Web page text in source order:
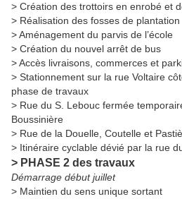
> Création des trottoirs en enrobé et
> Réalisation des fosses de plantation
> Aménagement du parvis de l’école
> Création du nouvel arrêt de bus
> Accès livraisons, commerces et
> Stationnement sur la rue Voltaire
phase de travaux
> Rue du S. Lebouc fermée
Boussinière
> Rue de la Douelle, Coutelle et
> Itinéraire cyclable dévié par la rue
> PHASE 2 des travaux
Démarrage début juillet
> Maintien du sens unique sortant